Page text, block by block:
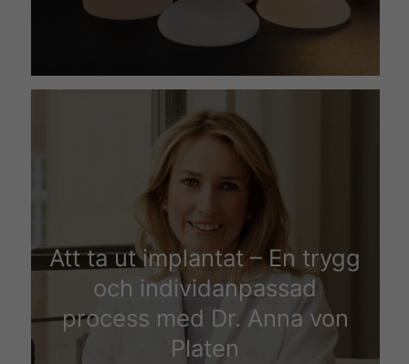
Att ta ut implantat – En trygg
och individanpassad
process med Dr. Anna von
Platen